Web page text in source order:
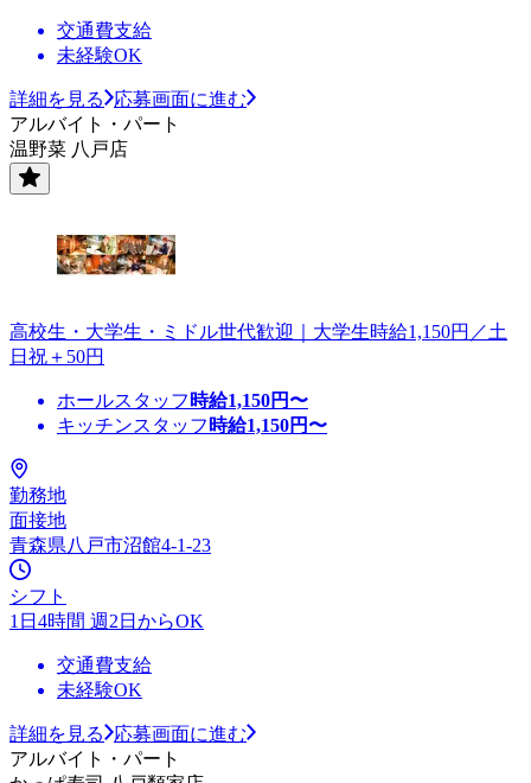
交通費支給
未経験OK
詳細を見る
応募画面に進む
アルバイト・パート
温野菜 八戸店
高校生・大学生・ミドル世代歓迎｜大学生時給1,150円／土
日祝＋50円
ホールスタッフ 時給1,150円〜
キッチンスタッフ 時給1,150円〜
勤務地
面接地
青森県八戸市沼館4-1-23
シフト
1日4時間 週2日からOK
交通費支給
未経験OK
詳細を見る
応募画面に進む
アルバイト・パート